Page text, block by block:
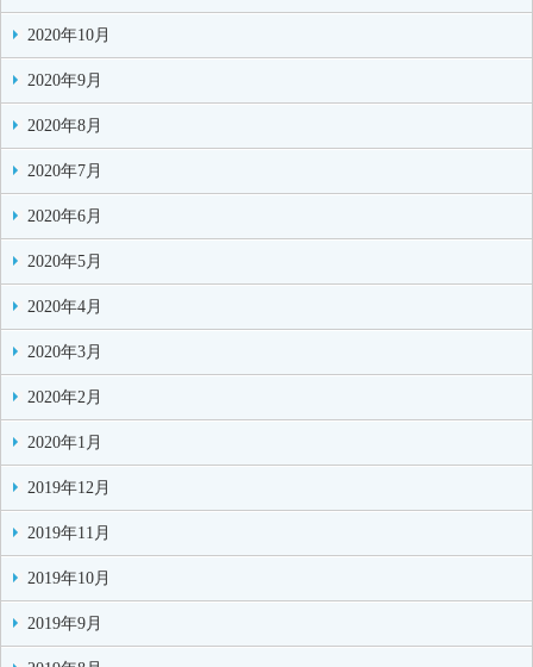
2020年10月
2020年9月
2020年8月
2020年7月
2020年6月
2020年5月
2020年4月
2020年3月
2020年2月
2020年1月
2019年12月
2019年11月
2019年10月
2019年9月